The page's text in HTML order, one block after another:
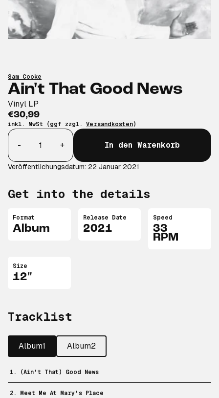
Sam Cooke
Ain't That Good News
Vinyl LP
€30,99
inkl. MwSt (ggf zzgl. Versandkosten)
Anzahl
-
+ In den Warenkorb
Veröffentlichungsdatum: 22 Januar 2021
Get into the details
Format
Album
Release Date
2021
Speed
33
RPM
Size
12"
Tracklist
Album1 Album2
1. (Ain't That) Good News
2. Meet Me At Mary's Place